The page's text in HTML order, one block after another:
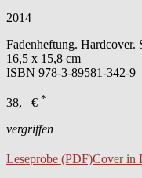
2014
Fadenheftung. Hardcover.
16,5 x 15,8 cm
ISBN 978-3-89581-342-9
38,– € *
vergriffen
Leseprobe (PDF)Cover in